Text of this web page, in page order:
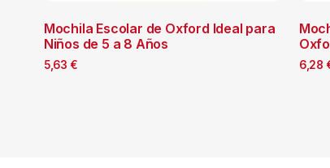
Mochila Escolar de Oxford Ideal para
Niños de 5 a 8 Años
5,63 € 6,28